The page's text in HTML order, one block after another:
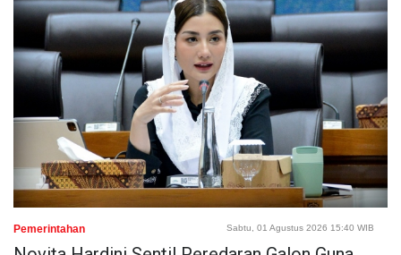
Pemerintahan Sabtu, 01 Agustus 2026 15:40 WIB